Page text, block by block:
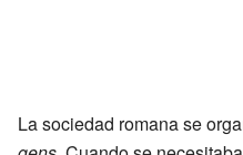
La sociedad romana se